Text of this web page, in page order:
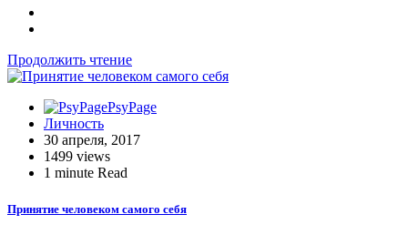
Продолжить чтение
PsyPage
Личность
30 апреля, 2017
1499 views
1 minute Read
Принятие человеком самого себя